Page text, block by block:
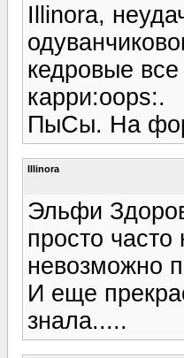
Illinora,
кедровые
карри:oops:.
ПыСы. На
Illinora
Эльфи
просто часто
невозможно
И еще
знала.....